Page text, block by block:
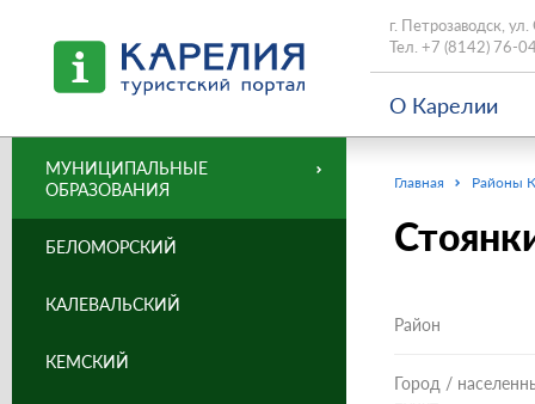
г. Петрозаводск,
Тел. +7 (8142) 76-
О Карелии
Главная Районы
Район
Город /
МУНИЦИПАЛЬНЫЕ
ОБРАЗОВАНИЯ
БЕЛОМОРСКИЙ
КАЛЕВАЛЬСКИЙ
КЕМСКИЙ